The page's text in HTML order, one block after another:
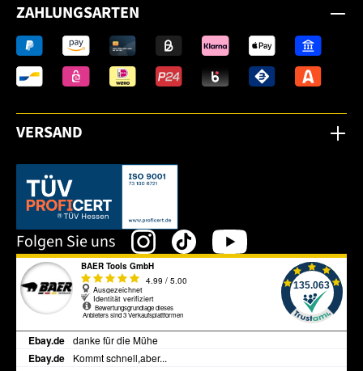
ZAHLUNGSARTEN
VERSAND
Dieser Link öffnet sich in einem neuen Tab.
Folgen Sie uns